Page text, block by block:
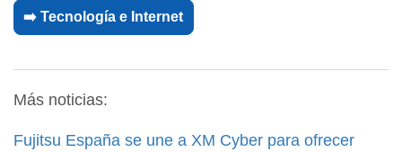
➡️ Tecnología e Internet
Más noticias:
Fujitsu España se une a XM Cyber para ofrecer